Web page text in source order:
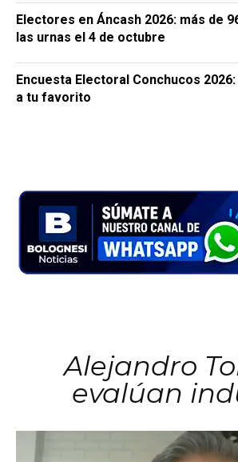
Electores en Áncash 2026: más de
las urnas el 4 de octubre
Encuesta Electoral Conchucos
a tu favorito
Alejandro
evalúan